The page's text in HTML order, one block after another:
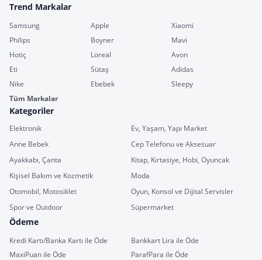
Trend Markalar
Samsung Apple
Xiaomi
Philips
Boyner
Mavi
Hotiç
Loreal
Avon
Eti
Sütaş
Adidas
Nike
Ebebek
Sleepy
Tüm Markalar
Kategoriler
Elektronik
Ev, Yaşam, Yapı Market
Anne Bebek
Cep Telefonu ve Aksesuar
Ayakkabı, Çanta
Kitap, Kırtasiye, Hobi, Oyuncak
Kişisel Bakım ve Kozmetik
Moda
Otomobil, Motosiklet
Oyun, Konsol ve Dijital Servisler
Spor ve Outdoor
Süpermarket
Ödeme
Kredi Kartı/Banka Kartı ile Öde
Bankkart Lira ile Öde
MaxiPuan ile Öde
ParafPara ile Öde